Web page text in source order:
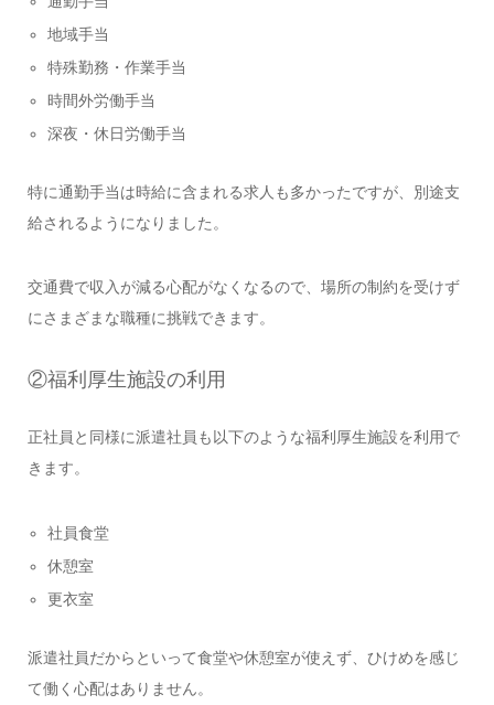
地域手当
特殊勤務・作業手当
時間外労働手当
深夜・休日労働手当
特に通勤手当は時給に含まれる求人も多かったですが、別途支
給されるようになりました。
交通費で収入が減る心配がなくなるので、場所の制約を受けず
にさまざまな職種に挑戦できます。
②福利厚生施設の利用
正社員と同様に派遣社員も以下のような福利厚生施設を利用で
きます。
社員食堂
休憩室
更衣室
派遣社員だからといって食堂や休憩室が使えず、ひけめを感じ
て働く心配はありません。